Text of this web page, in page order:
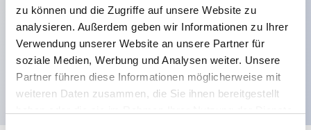
zu können und die Zugriffe auf unsere Website zu
analysieren. Außerdem geben wir Informationen zu Ihrer
Verwendung unserer Website an unsere Partner für
soziale Medien, Werbung und Analysen weiter. Unsere
Partner führen diese Informationen möglicherweise mit
weiteren Daten zusammen, die Sie ihnen bereitgestellt
Platzsparendes Design möglich.
Sicherheitsstruktur der 3. Generation: 2-Aktions-
Freisetzung, integrierter Schutz, IP20-
Fingerschutzstruktur